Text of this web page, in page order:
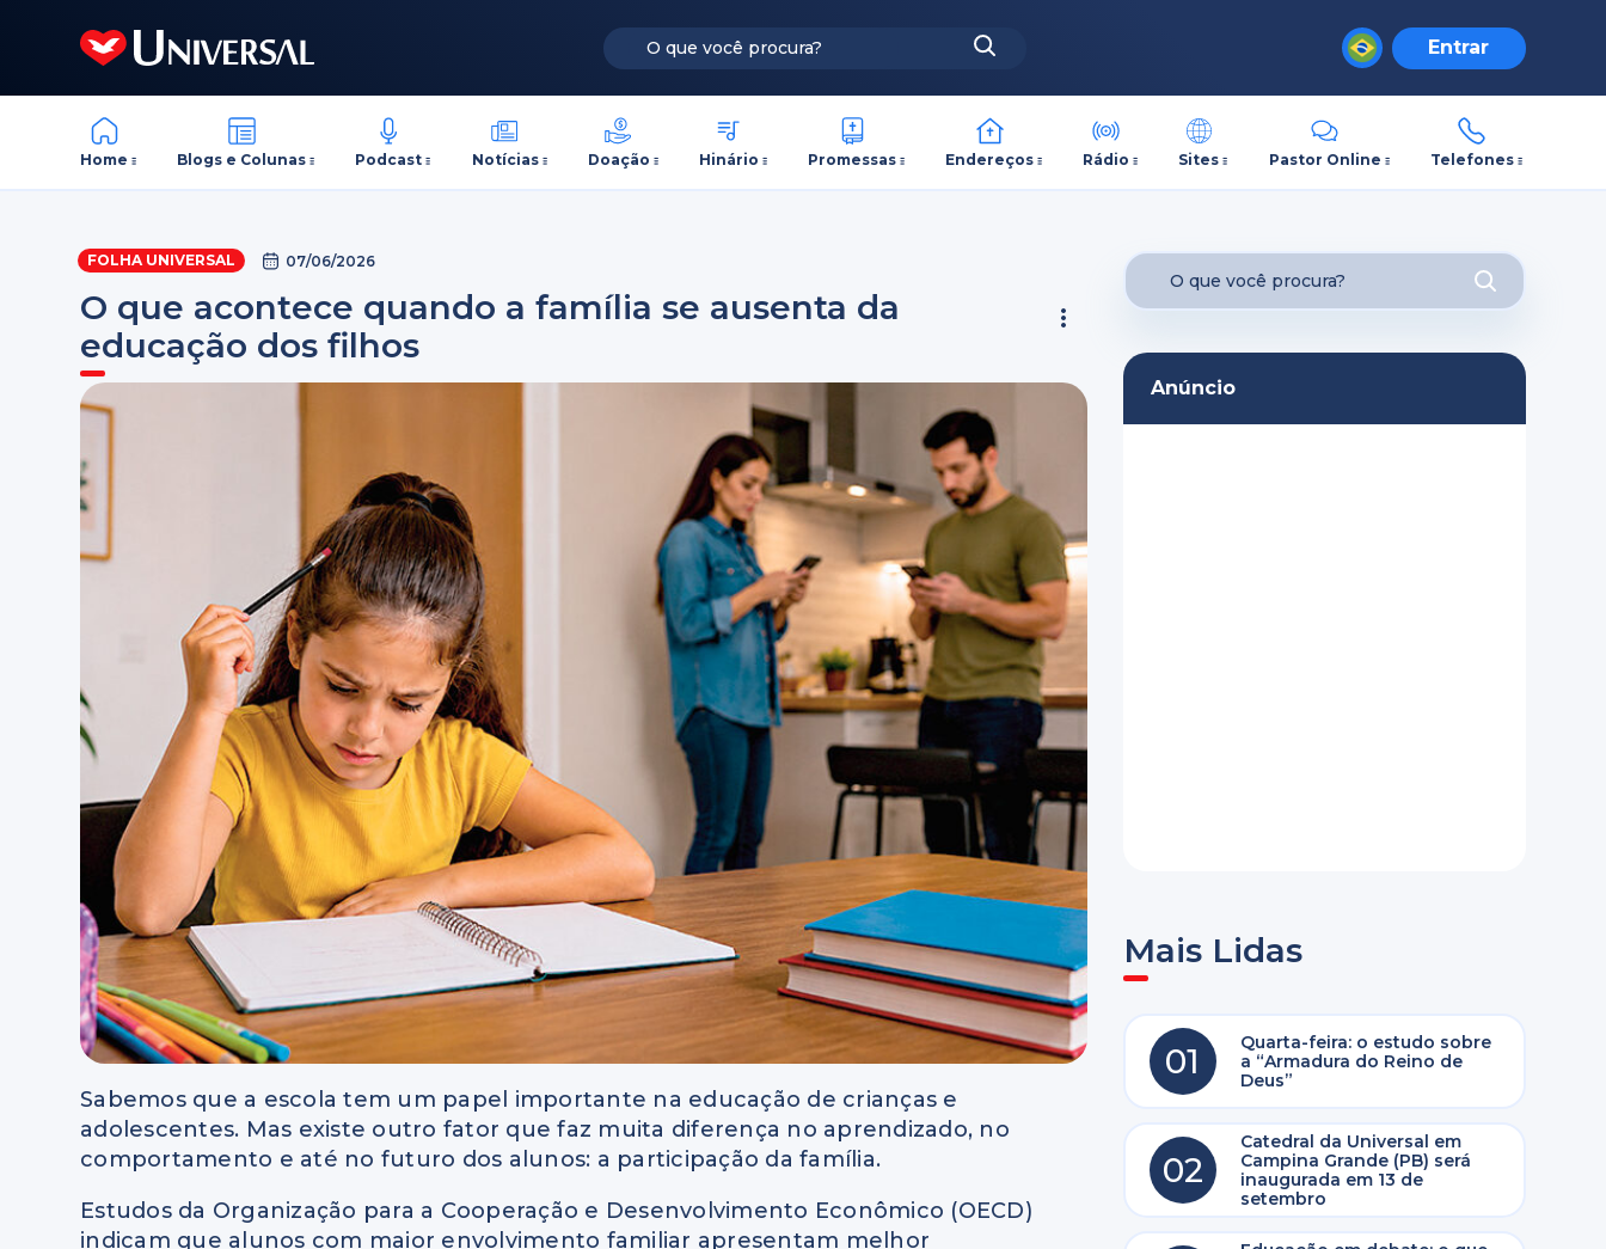
Entrar
Home Blogs e Colunas Podcast Notícias Doação Hinário Promessas Endereços Rádio Sites Pastor Online Telefones
FOLHA UNIVERSAL 07/06/2026
O que acontece quando a família se ausenta da
educação dos filhos
Sabemos que a escola tem um papel importante na educação de crianças e
adolescentes. Mas existe outro fator que faz muita diferença no aprendizado, no
comportamento e até no futuro dos alunos: a participação da família.
Estudos da Organização para a Cooperação e Desenvolvimento Econômico (OECD)
indicam que alunos com maior envolvimento familiar apresentam melhor
Anúncio
Mais Lidas
01
Quarta-feira: o estudo sobre
a “Armadura do Reino de
Deus”
02
Catedral da Universal em
Campina Grande (PB) será
inaugurada em 13 de
setembro